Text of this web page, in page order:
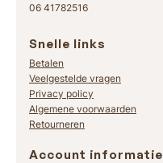
06 41782516
Snelle links
Betalen
Veelgestelde vragen
Privacy policy
Algemene voorwaarden
Retourneren
Account informatie